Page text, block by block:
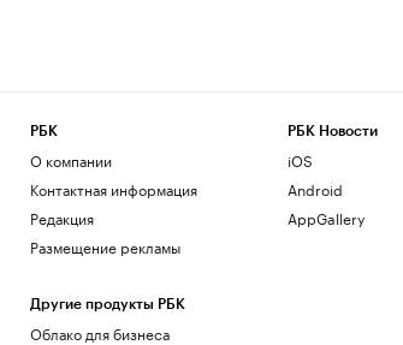
РБК
О компании
Контактная информация
Редакция
Размещение рекламы
Другие продукты РБК
Облако для бизнеса
РБК Новости
iOS
Android
AppGallery